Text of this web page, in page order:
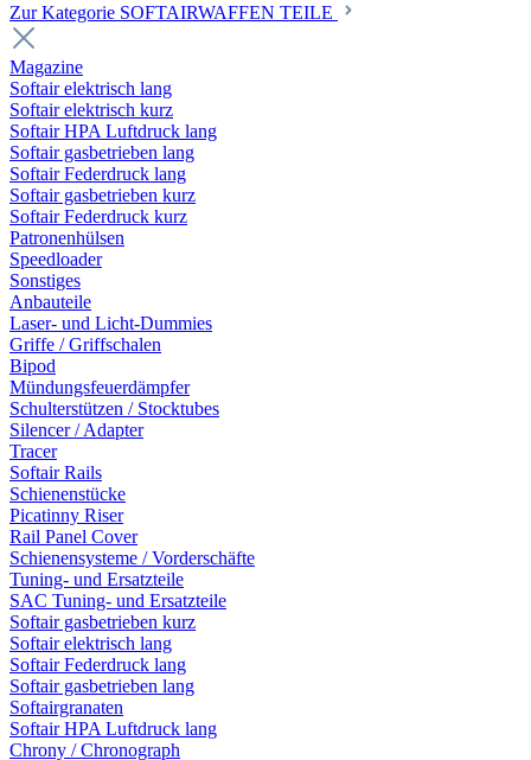
Zur Kategorie SOFTAIRWAFFEN TEILE
Magazine
Softair elektrisch lang
Softair elektrisch kurz
Softair HPA Luftdruck lang
Softair gasbetrieben lang
Softair Federdruck lang
Softair gasbetrieben kurz
Softair Federdruck kurz
Patronenhülsen
Speedloader
Sonstiges
Anbauteile
Laser- und Licht-Dummies
Griffe / Griffschalen
Bipod
Mündungsfeuerdämpfer
Schulterstützen / Stocktubes
Silencer / Adapter
Tracer
Softair Rails
Schienenstücke
Picatinny Riser
Rail Panel Cover
Schienensysteme / Vorderschäfte
Tuning- und Ersatzteile
SAC Tuning- und Ersatzteile
Softair gasbetrieben kurz
Softair elektrisch lang
Softair Federdruck lang
Softair gasbetrieben lang
Softairgranaten
Softair HPA Luftdruck lang
Chrony / Chronograph